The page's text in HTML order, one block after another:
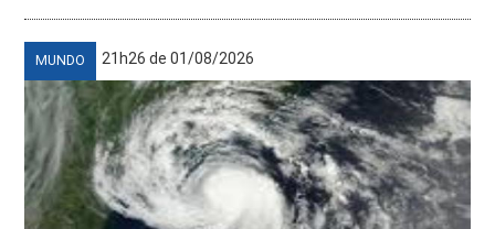
MUNDO 21h26 de 01/08/2026